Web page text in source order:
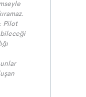
Pilot